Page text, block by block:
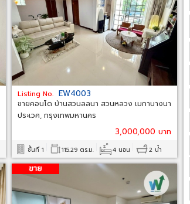
Listing No. EW4003
ขายคอนโด บ้านสวนลลนา สวนหลวง เมกาบางนา
ประเวศ, กรุงเทพมหานคร
3,000,000 บาท
ชั้นที่ 1 115.29 ตร.ม. 4 นอน 2 น้ำ